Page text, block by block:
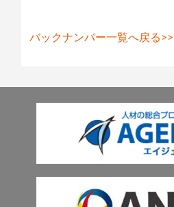
バックナンバー一覧へ戻る>>